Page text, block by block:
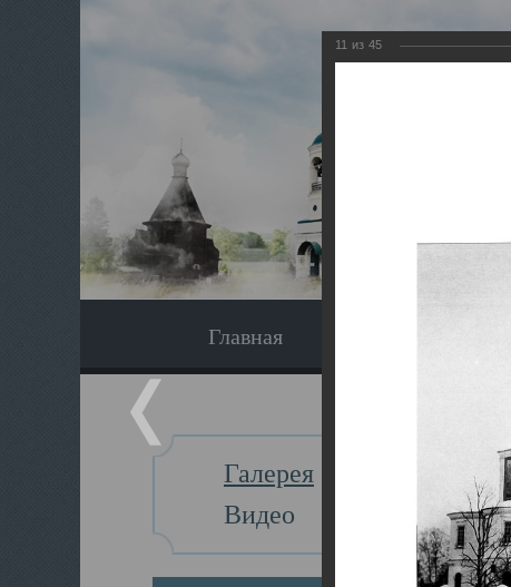
Главная
Галерея
Видео
11 из 45